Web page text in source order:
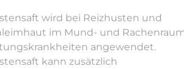
wird bei Reizhusten und
im Mund- und
angewendet.
kann zusätzlich